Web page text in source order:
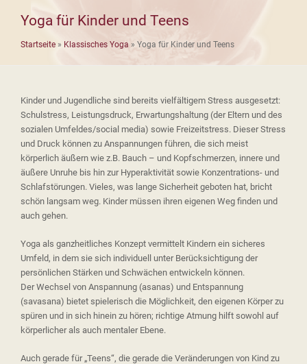
Yoga für Kinder und Teens
Startseite » Klassisches Yoga » Yoga für Kinder und Teens
Kinder und Jugendliche sind bereits vielfältigem Stress ausgesetzt:
Schulstress, Leistungsdruck, Erwartungshaltung (der Eltern und des
sozialen Umfeldes/social media) sowie Freizeitstress. Dieser Stress
und Druck können zu Anspannungen führen, die sich meist
körperlich äußern wie z.B. Bauch – und Kopfschmerzen, innere und
äußere Unruhe bis hin zur Hyperaktivität sowie Konzentrations- und
Schlafstörungen. Vieles, was lange Sicherheit geboten hat, bricht
schön langsam weg. Kinder müssen ihren eigenen Weg finden und
auch gehen.
Yoga als ganzheitliches Konzept vermittelt Kindern ein sicheres
Umfeld, in dem sie sich individuell unter Berücksichtigung der
persönlichen Stärken und Schwächen entwickeln können.
Der Wechsel von Anspannung (asanas) und Entspannung
(savasana) bietet spielerisch die Möglichkeit, den eigenen Körper zu
spüren und in sich hinein zu hören; richtige Atmung hilft sowohl auf
körperlicher als auch mentaler Ebene.
Auch gerade für „Teens“, die gerade die Veränderungen von Kind zu